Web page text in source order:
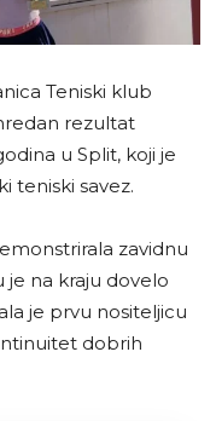
Teniski klub
rezultat
u Split, koji je
teniski savez.
zavidnu
na kraju dovelo
je prvu nositeljicu
dobrih